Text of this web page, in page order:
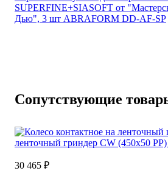
SUPERFINE+SIASOFT от
Дью", 3 шт ABRAFORM DD-AF-SP
Сопутствующие
30 465 ₽